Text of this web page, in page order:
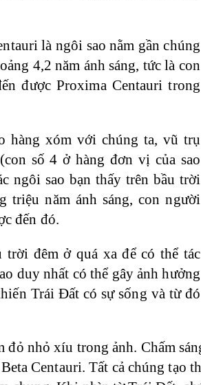
là ngôi sao nằm gần chúng
4,2 năm ánh sáng, tức là con
được Proxima Centauri trong
hàng xóm với chúng ta, vũ trụ
số 4 ở hàng đơn vị của sao
ngôi sao bạn thấy trên bầu trời
triệu năm ánh sáng, con người
đến đó.
đêm ở quá xa để có thể tác
duy nhất có thể gây ảnh hưởng
Trái Đất có sự sống và từ đó